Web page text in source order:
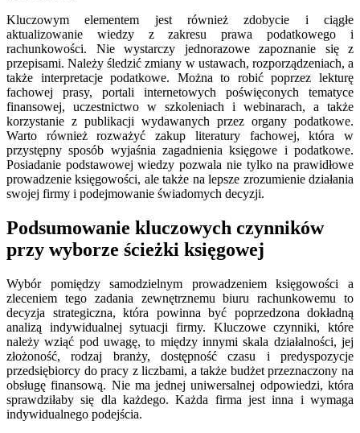
Kluczowym elementem jest również zdobycie i ciągłe
aktualizowanie wiedzy z zakresu prawa podatkowego i
rachunkowości. Nie wystarczy jednorazowe zapoznanie się z
przepisami. Należy śledzić zmiany w ustawach, rozporządzeniach, a
także interpretacje podatkowe. Można to robić poprzez lekturę
fachowej prasy, portali internetowych poświęconych tematyce
finansowej, uczestnictwo w szkoleniach i webinarach, a także
korzystanie z publikacji wydawanych przez organy podatkowe.
Warto również rozważyć zakup literatury fachowej, która w
przystępny sposób wyjaśnia zagadnienia księgowe i podatkowe.
Posiadanie podstawowej wiedzy pozwala nie tylko na prawidłowe
prowadzenie księgowości, ale także na lepsze zrozumienie działania
swojej firmy i podejmowanie świadomych decyzji.
Podsumowanie kluczowych czynników
przy wyborze ścieżki księgowej
Wybór pomiędzy samodzielnym prowadzeniem księgowości a
zleceniem tego zadania zewnętrznemu biuru rachunkowemu to
decyzja strategiczna, która powinna być poprzedzona dokładną
analizą indywidualnej sytuacji firmy. Kluczowe czynniki, które
należy wziąć pod uwagę, to między innymi skala działalności, jej
złożoność, rodzaj branży, dostępność czasu i predyspozycje
przedsiębiorcy do pracy z liczbami, a także budżet przeznaczony na
obsługę finansową. Nie ma jednej uniwersalnej odpowiedzi, która
sprawdziłaby się dla każdego. Każda firma jest inna i wymaga
indywidualnego podejścia.